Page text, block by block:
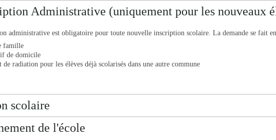
Administrative (uniquement pour les nouveaux
administrative est obligatoire pour toute nouvelle inscription scolaire. La demande se fait
famille
de domicile
radiation pour les élèves déjà scolarisés dans une autre commune
scolaire
de l'école